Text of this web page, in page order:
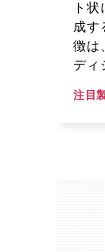
ト
成す
徴は
ディ
注目